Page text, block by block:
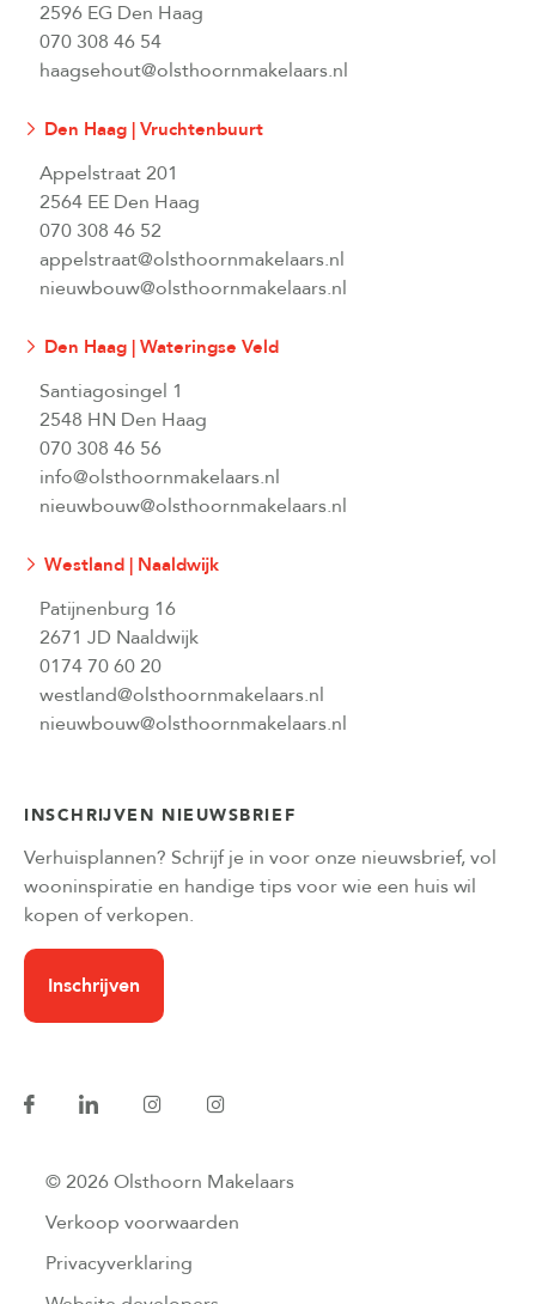
2596 EG Den Haag
070 308 46 54
haagsehout@olsthoornmakelaars.nl
Den Haag | Vruchtenbuurt
Appelstraat 201
2564 EE Den Haag
070 308 46 52
appelstraat@olsthoornmakelaars.nl
nieuwbouw@olsthoornmakelaars.nl
Den Haag | Wateringse Veld
Santiagosingel 1
2548 HN Den Haag
070 308 46 56
info@olsthoornmakelaars.nl
nieuwbouw@olsthoornmakelaars.nl
Westland | Naaldwijk
Patijnenburg 16
2671 JD Naaldwijk
0174 70 60 20
westland@olsthoornmakelaars.nl
nieuwbouw@olsthoornmakelaars.nl
INSCHRIJVEN NIEUWSBRIEF
Verhuisplannen? Schrijf je in voor onze nieuwsbrief, vol
wooninspiratie en handige tips voor wie een huis wil
kopen of verkopen.
Inschrijven
© 2026 Olsthoorn Makelaars
Verkoop voorwaarden
Privacyverklaring